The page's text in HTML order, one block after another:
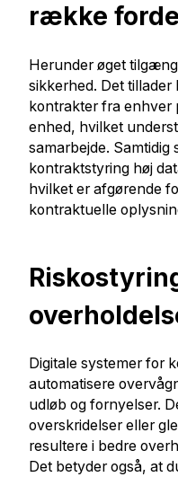
række
Herunder øget
sikkerhed. Det
kontrakter fra enhver
enhed, hvilket
samarbejde.
kontraktstyring høj
hvilket er afgørende
kontraktuelle
Digitale systemer for
automatisere
udløb og fornyelser.
overskridelser eller
resultere i bedre
Det betyder også, at